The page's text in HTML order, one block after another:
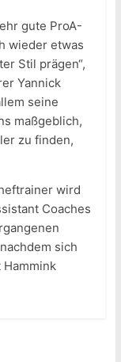
gute ProA-
wieder etwas
Stil prägen“,
Yannick
seine
maßgeblich,
zu finden,
wird
Coaches
sich